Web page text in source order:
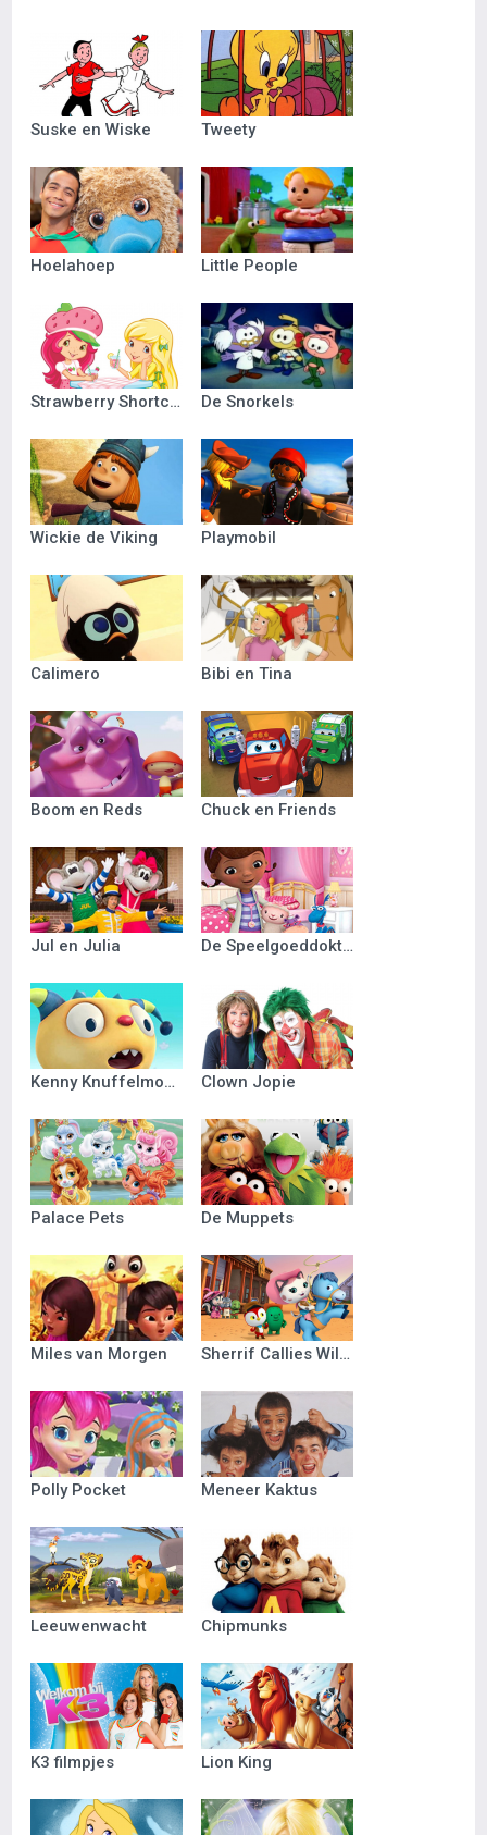
Suske en Wiske Tweety
Hoelahoep Little People
Strawberry Shortcake De Snorkels
Wickie de Viking Playmobil
Calimero Bibi en Tina
Boom en Reds Chuck en Friends
Jul en Julia De Speelgoeddokter
Kenny Knuffelmonster Clown Jopie
Palace Pets De Muppets
Miles van Morgen Sherrif Callies Wilde Westen
Polly Pocket Meneer Kaktus
Leeuwenwacht Chipmunks
K3 filmpjes Lion King